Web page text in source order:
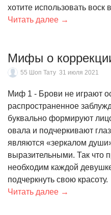
хотите использовать воск
Читать далее →
Мифы о
55 Шоп Тату 31 июля 2021
Миф 1 - Брови не играют
распространенное
буквально формируют
овала и подчеркивают
являются «зеркалом
выразительными. Так что
необходим каждой
подчеркнуть свою красоту.
Читать далее →